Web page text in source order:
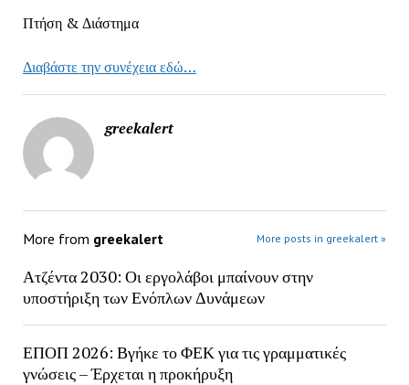
Πτήση & Διάστημα
Διαβάστε την συνέχεια εδώ…
greekalert
More from greekalert More posts in greekalert »
Ατζέντα 2030: Οι εργολάβοι μπαίνουν στην
υποστήριξη των Ενόπλων Δυνάμεων
ΕΠΟΠ 2026: Βγήκε το ΦΕΚ για τις γραμματικές
γνώσεις – Έρχεται η προκήρυξη